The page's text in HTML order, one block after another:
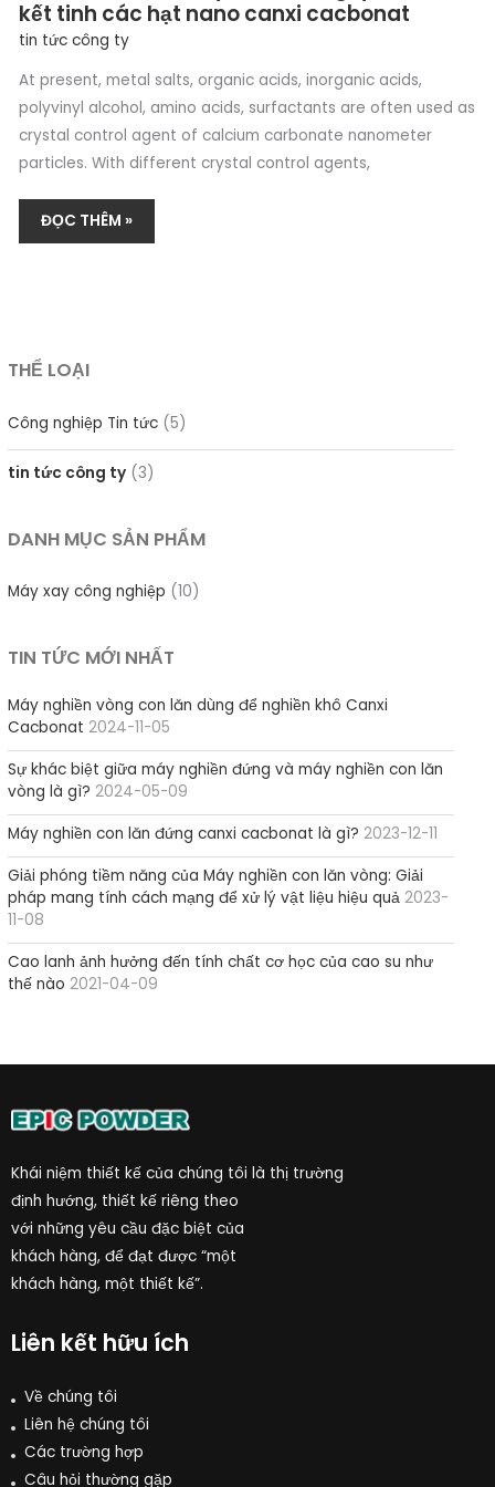
THỂ LOẠI
Công nghiệp Tin tức (5)
tin tức công ty (3)
DANH MỤC SẢN PHẨM
Máy xay công nghiệp (10)
TIN TỨC MỚI NHẤT
Máy nghiền vòng con lăn dùng để nghiền khô Canxi
Cacbonat 2024-11-05
Sự khác biệt giữa máy nghiền đứng và máy nghiền con lăn
vòng là gì? 2024-05-09
Máy nghiền con lăn đứng canxi cacbonat là gì? 2023-12-11
Giải phóng tiềm năng của Máy nghiền con lăn vòng: Giải
pháp mang tính cách mạng để xử lý vật liệu hiệu quả 2023-
11-08
Cao lanh ảnh hưởng đến tính chất cơ học của cao su như
thế nào 2021-04-09
kết tinh các hạt nano canxi cacbonat
tin tức công ty
At present, metal salts, organic acids, inorganic acids,
polyvinyl alcohol, amino acids, surfactants are often used as
crystal control agent of calcium carbonate nanometer
particles. With different crystal control agents,
ĐỌC THÊM »
Khái niệm thiết kế của chúng tôi là thị trường
định hướng, thiết kế riêng theo
với những yêu cầu đặc biệt của
khách hàng, để đạt được “một
khách hàng, một thiết kế”.
Liên kết hữu ích
Về chúng tôi
Liên hệ chúng tôi
Các trường hợp
Câu hỏi thường gặp